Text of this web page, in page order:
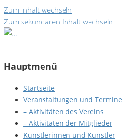
Zum Inhalt wechseln
Zum sekundären Inhalt wechseln
Hauptmenü
Startseite
Veranstaltungen und Termine
– Aktivitäten des Vereins
– Aktivitäten der Mitglieder
Künstlerinnen und Künstler